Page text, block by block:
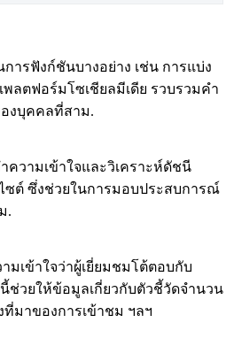
ารฟังก์ชันบางอย่าง เช่น การแบ่ง
ลตฟอร์มโซเชียลมีเดีย รวบรวมคำ
งบุคคลที่สาม.
วามเข้าใจและวิเคราะห์ดัชนี
ซต์ ซึ่งช่วยในการมอบประสบการณ์
.
มเข้าใจว่าผู้เยี่ยมชมโต้ตอบกับ
นี้ช่วยให้ข้อมูลเกี่ยวกับตัวชี้วัดจำนวน
มาของการเข้าชม ฯลฯ